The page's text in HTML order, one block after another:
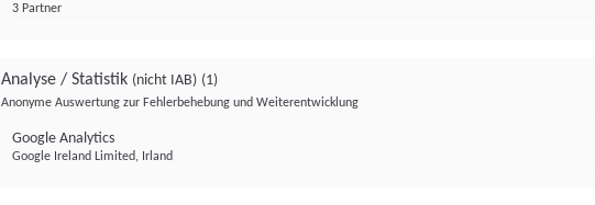
3 Partner
Analyse / Statistik (nicht IAB) (1)
Anonyme Auswertung zur Fehlerbehebung und Weiterentwicklung
Google Analytics
Google Ireland Limited, Irland